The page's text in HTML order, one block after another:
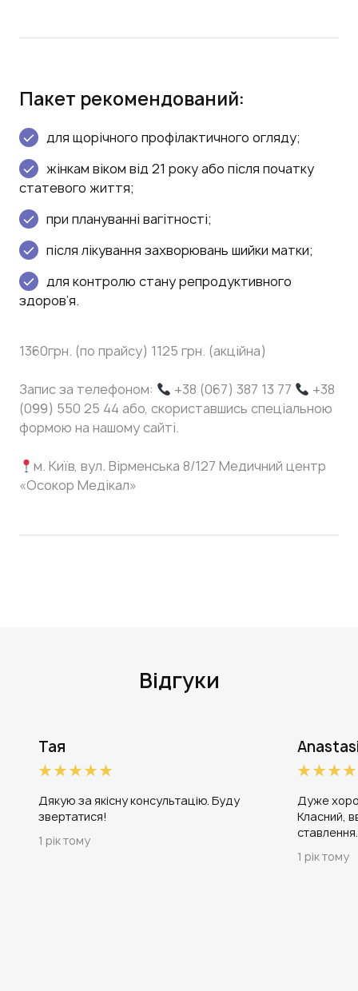
Пакет рекомендований:
для щорічного профілактичного огляду;
жінкам віком від 21 року або після початку
статевого життя;
при плануванні вагітності;
після лікування захворювань шийки матки;
для контролю стану репродуктивного
здоров’я.
1360грн. (по прайсу) 1125 грн. (акційна)
Запис за телефоном: +38 (067) 387 13 77
+38
(099) 550 25 44 або, скориставшись спеціальною
формою на нашому сайті.
м. Київ, вул. Вірменська 8/127 Медичний центр
«Осокор Медікал»
Відгуки
1 рік тому
Тая
Дякую за якісну консультацію. Буду
звертатися!
1 рік тому
Дуже
Класний,